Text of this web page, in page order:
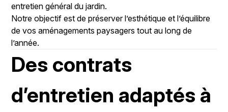
entretien général du jardin.
Notre objectif est de préserver l’esthétique et l’équilibre
de vos aménagements paysagers tout au long de
l’année.
Des contrats
d’entretien adaptés à